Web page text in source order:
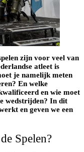
zijn voor veel van
atleet is
je namelijk meten
En welke
en wie moet
wedstrijden? In dit
en geven we een
Spelen?